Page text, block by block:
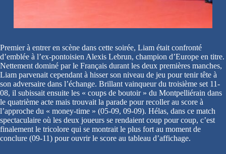
Premier à entrer en scène dans cette soirée, Liam était confronté
d’emblée à l’ex-pontoisien Alexis Lebrun, champion d’Europe en titre.
Nettement dominé par le Français durant les deux premières manches,
Liam parvenait cependant à hisser son niveau de jeu pour tenir tête à
son adversaire dans l’échange. Brillant vainqueur du troisième set 11-
08, il subissait ensuite les « coups de boutoir » du Montpelliérain dans
le quatrième acte mais trouvait la parade pour recoller au score à
l’approche du « money-time » (05-09, 09-09). Hélas, dans ce match
spectaculaire où les deux joueurs se rendaient coup pour coup, c’est
finalement le tricolore qui se montrait le plus fort au moment de
conclure (09-11) pour ouvrir le score au tableau d’affichage.